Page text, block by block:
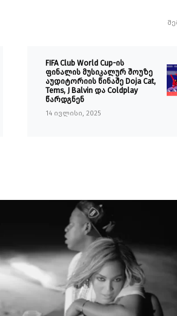
FIFA Club World Cup-ის
ფინალის მუსიკალურ შოუზე
აუდიტორიის წინაშე Doja Cat,
Tems, J Balvin და Coldplay
წარდგნენ
14 ივლისი, 2025